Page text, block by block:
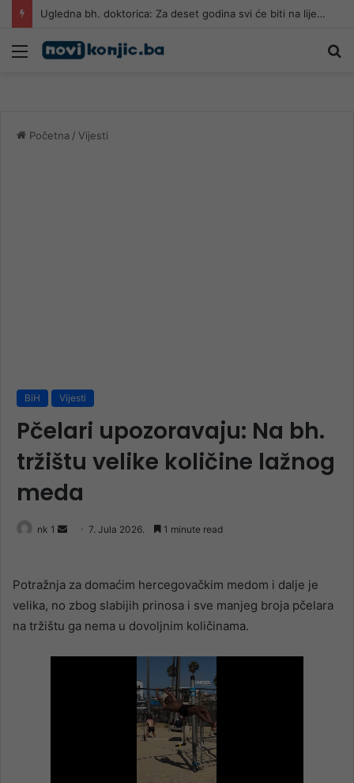
Ugledna bh. doktorica: Za deset godina svi će biti na lijeku za mršavljenje
Meni
Početna / Vijesti
BiH Vijesti
Pčelari upozoravaju: Na bh.
tržištu velike količine lažnog
meda
nk 1
Send7. Jula 2026. 1 minute read
Potražnja za domaćim hercegovačkim medom i dalje je
velika, no zbog slabijih prinosa i sve manjeg broja pčelara
na tržištu ga nema u dovoljnim količinama.